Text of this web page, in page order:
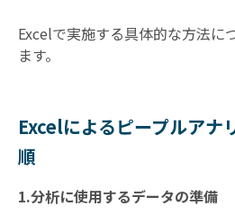
Excelで実施する具体的な方法に
ます。
Excelによるピープルアナ
順
1.分析に使用するデータの準備